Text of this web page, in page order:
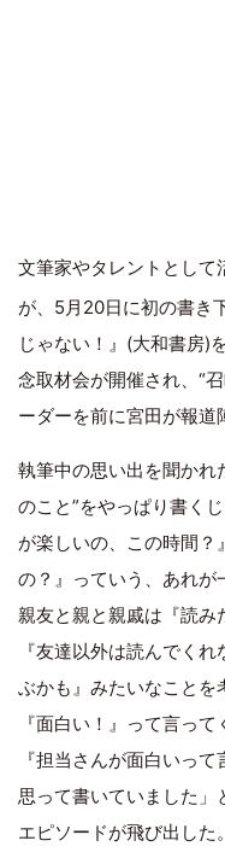
文筆家やタレントとして
が、5月20日に初の書き
じゃない！』(大和書房)
念取材会が開催され、“
ーダーを前に宮田が報道
執筆中の思い出を聞かれ
のこと”をやっぱり書く
が楽しいの、この時間？
の？』っていう、あれが
親友と親と親戚は『読
『友達以外は読んでく
ぶかも』みたいなことを
『面白い！』って言っ
『担当さんが面白いっ
思って書いていました」
エピソードが飛び出した。